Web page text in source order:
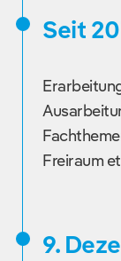
Seit
Freiraum
9.